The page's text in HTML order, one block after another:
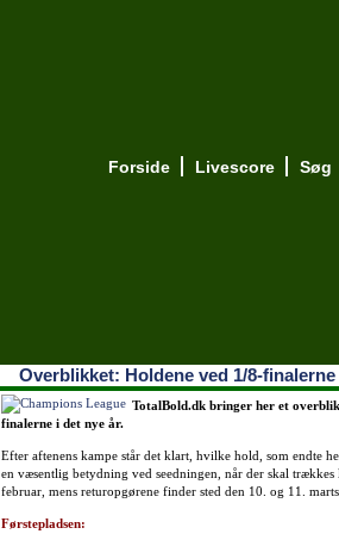
Forside Livescore Søg
Overblikket: Holdene ved 1/8-finalerne
TotalBold.dk bringer her et
finalerne i det nye år.
Efter aftenens kampe står det klart, hvilke hold, som endte
en væsentlig betydning ved seedningen, når der skal
februar, mens returopgørene finder sted den 10. og 11. marts.
Førstepladsen: